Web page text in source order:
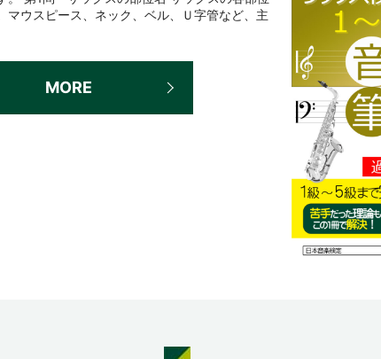
マウスピース、ネック、ベル、Ｕ字管など、主
MORE